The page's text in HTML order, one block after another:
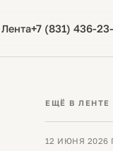
+7 (831) 436-
ЕЩЁ В ЛЕНТЕ
12 ИЮНЯ 2026